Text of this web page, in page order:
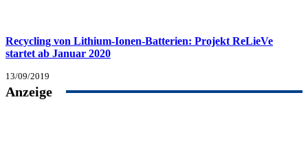
Recycling von Lithium-Ionen-Batterien: Projekt ReLieVe
startet ab Januar 2020
13/09/2019
Anzeige